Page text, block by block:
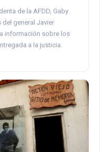
de la AFDD, Gaby
del general Javier
información sobre los
a la justicia.